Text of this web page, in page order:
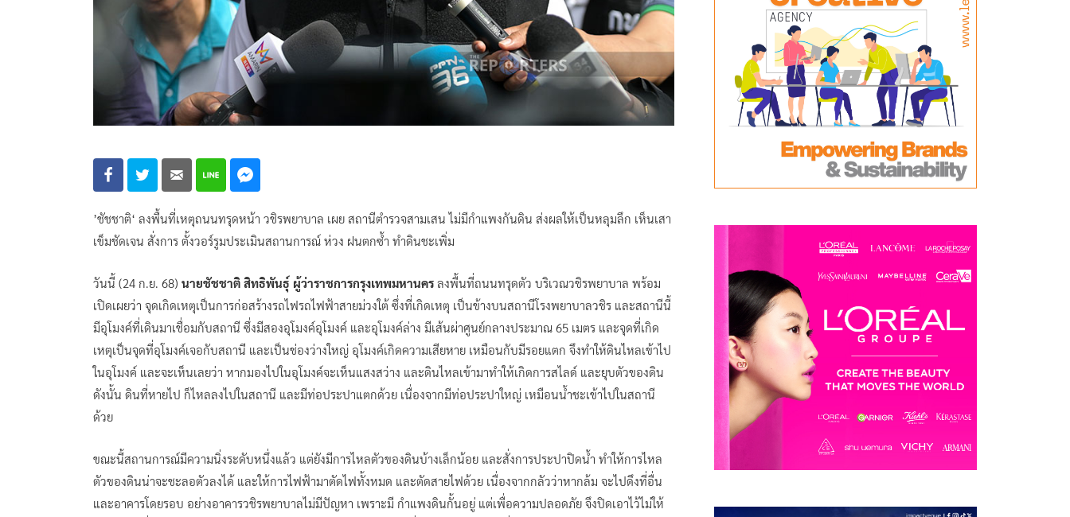
’ชัชชาติ‘ ลงพื้นที่เหตุถนนทรุดหน้า วชิรพยาบาล เผย สถานีตำรวจสามเสน ไม่มีกำแพงกันดิน ส่งผลให้เป็นหลุมลึก เห็นเสา
เข็มชัดเจน สั่งการ ตั้งวอร์รูมประเมินสถานการณ์ ห่วง ฝนตกซ้ำ ทำดินชะเพิ่ม
วันนี้ (24 ก.ย. 68) นายชัชชาติ สิทธิพันธุ์ ผู้ว่าราชการกรุงเทพมหานคร ลงพื้นที่ถนนทรุดตัว บริเวณวชิรพยาบาล พร้อม
เปิดเผยว่า จุดเกิดเหตุเป็นการก่อสร้างรถไฟรถไฟฟ้าสายม่วงใต้ ซึ่งที่เกิดเหตุ เป็นข้างบนสถานีโรงพยาบาลวชิร และสถานีนี้
มีอุโมงค์ที่เดินมาเชื่อมกับสถานี ซึ่งมีสองอุโมงค์อุโมงค์ และอุโมงค์ล่าง มีเส้นผ่าศูนย์กลางประมาณ 65 เมตร และจุดที่เกิด
เหตุเป็นจุดที่อุโมงค์เจอกับสถานี และเป็นช่องว่างใหญ่ อุโมงค์เกิดความเสียหาย เหมือนกับมีรอยแตก จึงทำให้ดินไหลเข้าไป
ในอุโมงค์ และจะเห็นเลยว่า หากมองไปในอุโมงค์จะเห็นแสงสว่าง และดินไหลเข้ามาทำให้เกิดการสไลด์ และยุบตัวของดิน
ดังนั้น ดินที่หายไป ก็ไหลลงไปในสถานี และมีท่อประปาแตกด้วย เนื่องจากมีท่อประปาใหญ่ เหมือนน้ำชะเข้าไปในสถานี
ด้วย
ขณะนี้สถานการณ์มีความนิ่งระดับหนึ่งแล้ว แต่ยังมีการไหลตัวของดินบ้างเล็กน้อย และสั่งการประปาปิดน้ำ ทำให้การไหล
ตัวของดินน่าจะชะลอตัวลงได้ และให้การไฟฟ้ามาตัดไฟทั้งหมด และตัดสายไฟด้วย เนื่องจากกลัวว่าหากล้ม จะไปดึงที่อื่น
และอาคารโดยรอบ อย่างอาคารวชิรพยาบาลไม่มีปัญหา เพราะมี กำแพงดินกั้นอยู่ แต่เพื่อความปลอดภัย จึงปิดเอาไว้ไม่ให้